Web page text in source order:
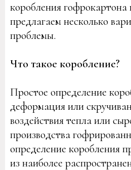
коробления гофрокартона
предлагаем несколько
проблемы.
Что такое коробление?
Простое определение
деформация или
воздействия тепла или
производства
определение коробления
из наиболее